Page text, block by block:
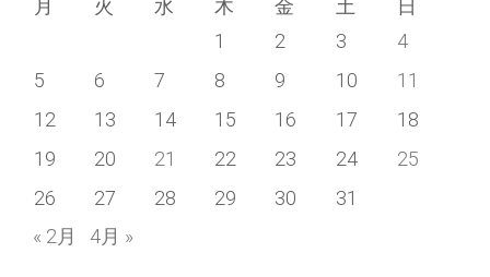
月
火 水 木 金 土
日
1
2 3
4
5
6 7 8 9 10
11
12
13 14 15 16 17
18
19
20 21 22 23 24
25
26
27 28 29 30
31
« 2月
4月 »